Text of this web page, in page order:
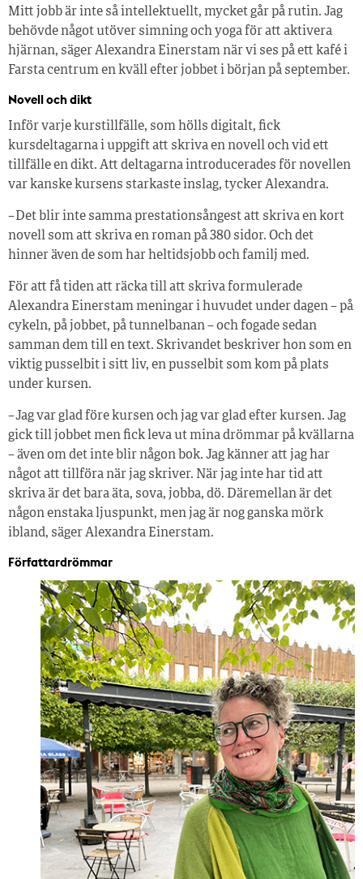
Mitt jobb är inte så intellektuellt, mycket går på rutin. Jag
behövde något utöver simning och yoga för att aktivera
hjärnan, säger Alexandra Einerstam när vi ses på ett kafé i
Farsta centrum en kväll efter jobbet i början på september.
Novell och dikt
Inför varje kurstillfälle, som hölls digitalt, fick
kursdeltagarna i uppgift att skriva en novell och vid ett
tillfälle en dikt. Att deltagarna introducerades för novellen
var kanske kursens starkaste inslag, tycker Alexandra.
– Det blir inte samma prestationsångest att skriva en kort
novell som att skriva en roman på 380 sidor. Och det
hinner även de som har heltidsjobb och familj med.
För att få tiden att räcka till att skriva formulerade
Alexandra Einerstam meningar i huvudet under dagen – på
cykeln, på jobbet, på tunnelbanan – och fogade sedan
samman dem till en text. Skrivandet beskriver hon som en
viktig pusselbit i sitt liv, en pusselbit som kom på plats
under kursen.
– Jag var glad före kursen och jag var glad efter kursen. Jag
gick till jobbet men fick leva ut mina drömmar på kvällarna
– även om det inte blir någon bok. Jag känner att jag har
något att tillföra när jag skriver. När jag inte har tid att
skriva är det bara äta, sova, jobba, dö. Däremellan är det
någon enstaka ljuspunkt, men jag är nog ganska mörk
ibland, säger Alexandra Einerstam.
Författardrömmar